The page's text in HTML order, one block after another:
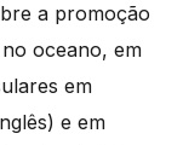
a promoção
oceano, em
em
e em